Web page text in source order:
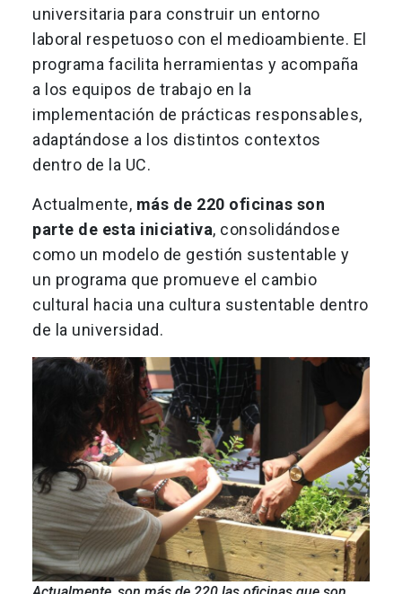
universitaria para construir un entorno
laboral respetuoso con el medioambiente. El
programa facilita herramientas y acompaña
a los equipos de trabajo en la
implementación de prácticas responsables,
adaptándose a los distintos contextos
dentro de la UC.
Actualmente, más de 220 oficinas son
parte de esta iniciativa, consolidándose
como un modelo de gestión sustentable y
un programa que promueve el cambio
cultural hacia una cultura sustentable dentro
de la universidad.